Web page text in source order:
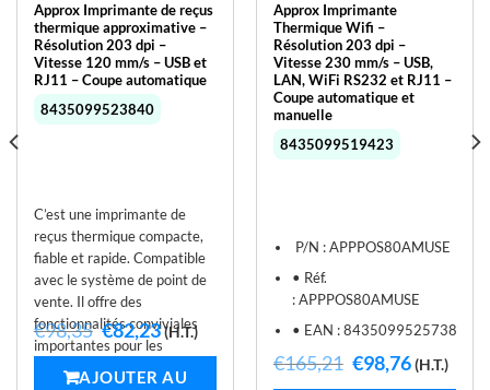
Approx Imprimante de reçus
thermique approximative –
Résolution 203 dpi –
Vitesse 120 mm/s – USB et
RJ11 – Coupe automatique
8435099523840
C’est une imprimante de
reçus thermique compacte,
fiable et rapide. Compatible
avec le système de point de
vente. Il offre des
fonctionnalités conviviales
importantes pour les
secteurs de la vente au
€98,35 Le
prix
initial
€82,23Le
prix
actuel
(H.T.)
AJOUTER AU
Approx Imprimante
Thermique Wifi –
Résolution 203 dpi –
Vitesse 230 mm/s – USB,
LAN, WiFi RS232 et RJ11 –
Coupe automatique et
manuelle
8435099519423
P/N :APPPOS80AMUSE
• Réf.
:APPPOS80AMUSE
• EAN :8435099525738
€165,21 Le
prix
€98,76Le
(H.T.)